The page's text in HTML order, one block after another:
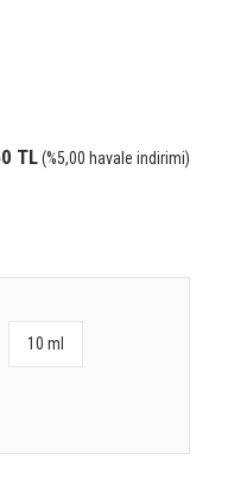
TL(%5,00 havale indirimi)
10 ml